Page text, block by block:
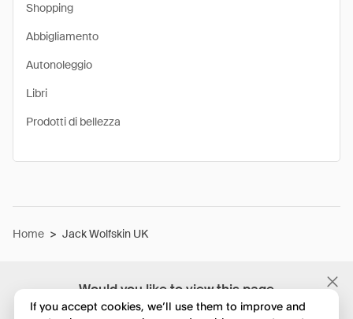
Would you like to view this page
in English?
Shopping
Abbigliamento
Autonoleggio
Libri
Prodotti di bellezza
Home > Jack Wolfskin UK
If you accept cookies, we’ll use them to improve and